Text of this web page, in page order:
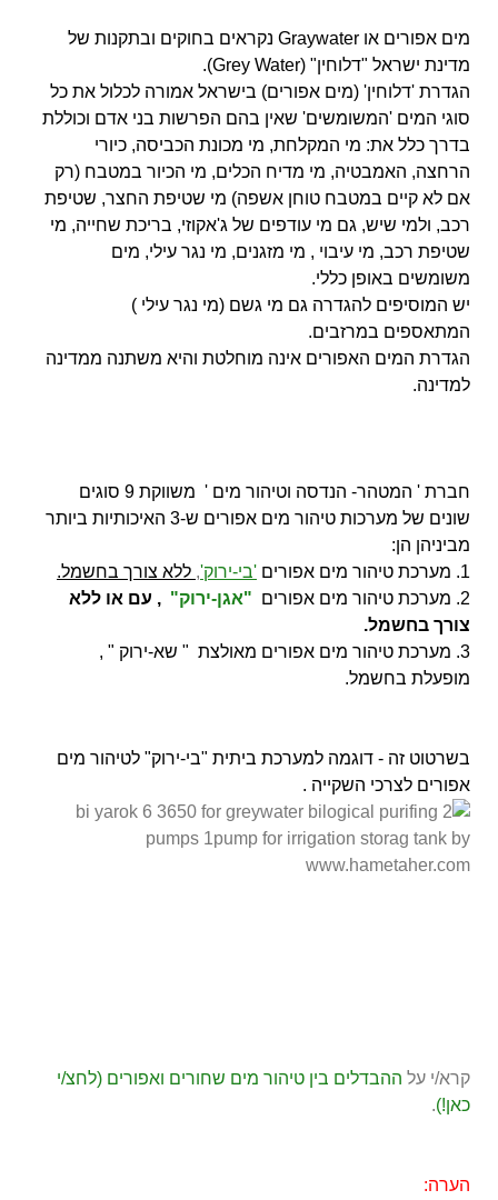
מים אפורים או Graywater נקראים בחוקים ובתקנות של
מדינת ישראל "דלוחין" (Grey Water).
הגדרת 'דלוחין' (מים אפורים) בישראל אמורה לכלול את כל
סוגי המים 'המשומשים' שאין בהם הפרשות בני אדם וכוללת
בדרך כלל את: מי המקלחת, מי מכונת הכביסה, כיורי
הרחצה, האמבטיה, מי מדיח הכלים, מי הכיור במטבח (רק
אם לא קיים במטבח טוחן אשפה) מי שטיפת החצר, שטיפת
רכב, ולמי שיש, גם מי עודפים של ג'אקוזי, בריכת שחייה, מי
שטיפת רכב, מי עיבוי , מי מזגנים, מי נגר עילי, מים
משומשים באופן כללי.
יש המוסיפים להגדרה גם מי גשם (מי נגר עילי )
המתאספים במרזבים.
הגדרת המים האפורים אינה מוחלטת והיא משתנה ממדינה
למדינה.
חברת ' המטהר- הנדסה וטיהור מים ' משווקת 9 סוגים
שונים של מערכות טיהור מים אפורים ש-3 האיכותיות ביותר
מביניהן הן:
1. מערכת טיהור מים אפורים
'בי-ירוק', ללא צורך בחשמל.
2. מערכת טיהור מים אפורים
"אגן-ירוק" , עם או ללא
צורך בחשמל.
3. מערכת טיהור מים אפורים מאולצת " שא-ירוק " ,
מופעלת בחשמל.
בשרטוט זה - דוגמה למערכת ביתית "בי-ירוק" לטיהור מים
אפורים לצרכי השקייה .
קרא/י על ההבדלים בין טיהור מים שחורים ואפורים (לחצ/י
כאן!).
הערה: